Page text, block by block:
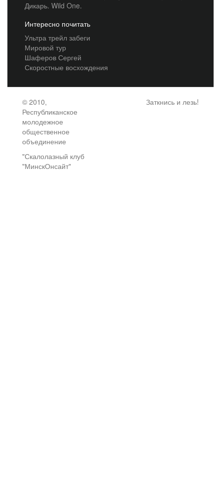
Дикарь. Wild One.
Интересно почитать
Ультра трейл забеги
Мировой тур
Шаферов Сергей
Скоростные восхождения
© 2010,
Республиканское
молодежное
общественное
объединение
"Скалолазный клуб
"МинскОнсайт"
Заткнись и лезь!